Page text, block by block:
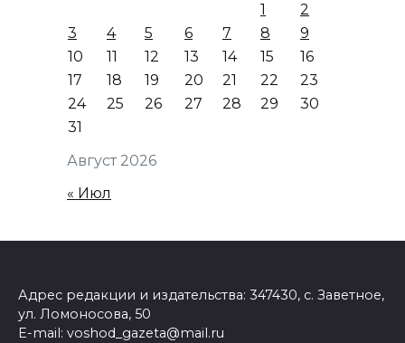
Август 2026
1
2
3
4 5 6 7 8
9
10
11 12 13 14 15
16
17
18 19 20 21 22
23
24
25 26 27 28 29
30
31
« Июл
Адрес редакции и издательства: 347430, с. Заветное,
ул. Ломоносова, 50
E-mail: voshod_gazeta@mail.ru